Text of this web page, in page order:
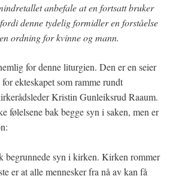
anbefale at en fortsatt bruker
denne tydelig formidler en forståelse
ordning for kvinne og mann.
for denne liturgien. Den er en seier
ekteskapet som ramme rundt
Kristin Gunleiksrud Raaum.
følelsene bak begge syn i saken, men er
begrunnede syn i kirken. Kirken rommer
er at alle mennesker fra nå av kan få